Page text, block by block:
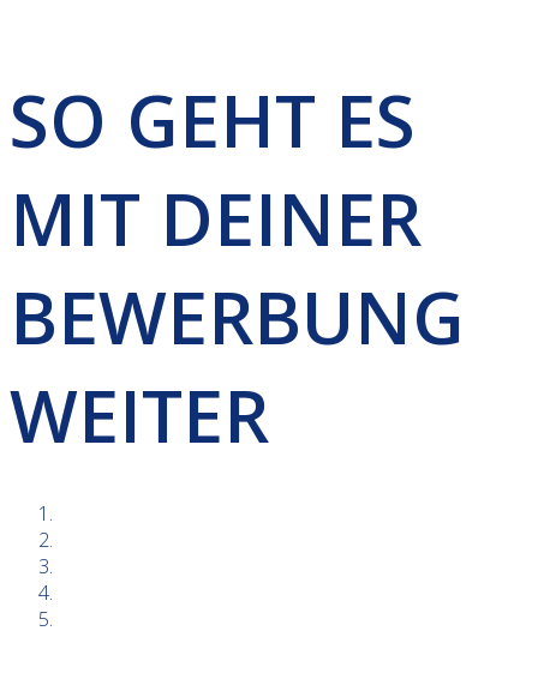
SO GEHT ES
MIT DEINER
BEWERBUNG
WEITER